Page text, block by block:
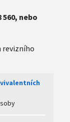
560, nebo
revizního